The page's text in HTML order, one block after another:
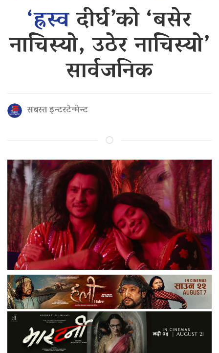
‘ह्रस्वदीर्घ’को ‘बसेर
नाचिस्यो, उठेर नाचिस्यो’
सार्वजनिक
सबस्त इन्टरटेन्मेन्ट